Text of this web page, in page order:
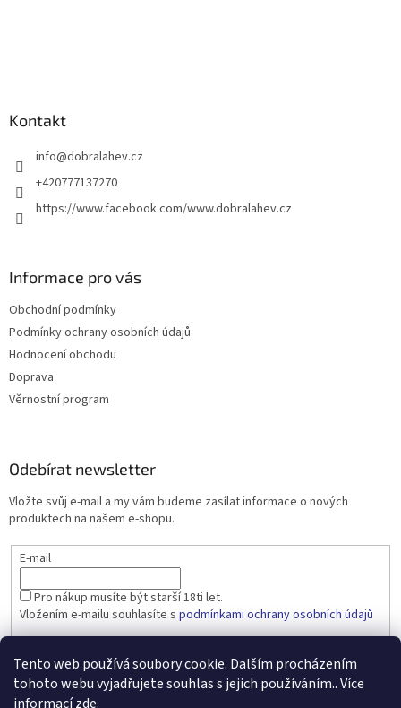
Tento web používá soubory cookie. Dalším procházením
tohoto webu vyjadřujete souhlas s jejich používáním.. Více
informacízde.
Kontakt
info@dobralahev.cz
+420777137270
https://www.facebook.com/www.dobralahev.cz
Informace pro vás
Obchodní podmínky
Podmínky ochrany osobních údajů
Hodnocení obchodu
Doprava
Věrnostní program
Odebírat newsletter
Vložte svůj e-mail a my vám budeme zasílat informace o nových
produktech na našem e-shopu.
E-mail
Pro nákup musíte být starší 18ti let.
Vložením e-mailu souhlasíte s podmínkami ochrany osobních údajů
PŘIHLÁSIT SE